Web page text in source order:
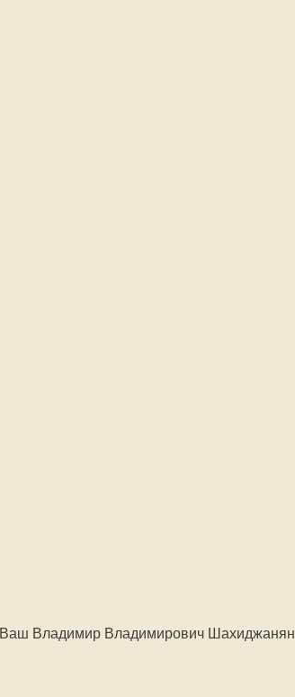
Ваш Владимир Владимирович Шахиджанян